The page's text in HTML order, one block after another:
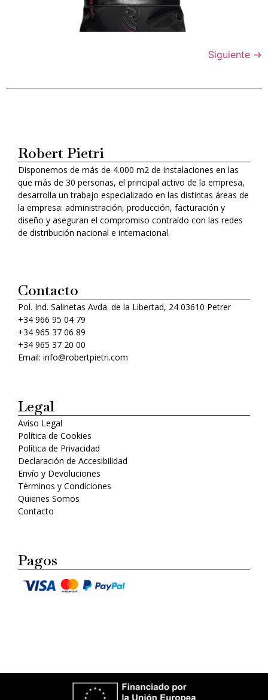
Siguiente →
Robert Pietri
Disponemos de más de 4.000 m2 de instalaciones en las
que más de 30 personas, el principal activo de la empresa,
desarrolla un trabajo especializado en las distintas áreas de
la empresa: administración, producción, facturación y
diseño y aseguran el compromiso contraído con las redes
de distribución nacional e internacional.
Contacto
Pol. Ind. Salinetas Avda. de la Libertad, 24 03610 Petrer
+34 966 95 04 79
+34 965 37 06 89
+34 965 37 20 00
Email: info@robertpietri.com
Legal
Aviso Legal
Política de Cookies
Política de Privacidad
Declaración de Accesibilidad
Envío y Devoluciones
Términos y Condiciones
Quienes Somos
Contacto
Pagos